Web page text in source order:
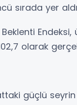
sırada yer
olarak
güçlü seyrin